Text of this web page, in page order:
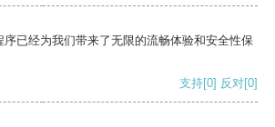
已经为我们带来了无限的流畅体验和安全性保
支持[0] 反对[0]